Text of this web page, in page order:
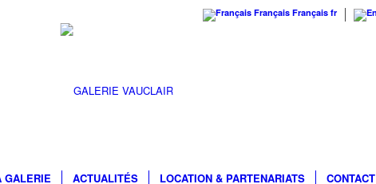
Français Français fr
GALERIE ACTUALITÉS LOCATION & PARTENARIATS CONTACT